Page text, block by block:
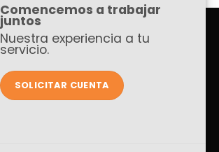
Comencemos a trabajar
juntos
Nuestra experiencia a tu
servicio.
SOLICITAR CUENTA